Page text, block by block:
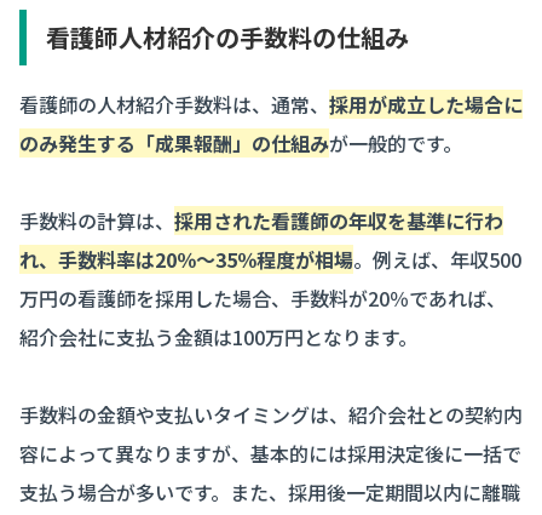
看護師人材紹介の手数料の仕組み
看護師の人材紹介手数料は、通常、 採用が成立した場合に
のみ発生する「成果報酬」の仕組みが一般的です。
手数料の計算は、 採用された看護師の年収を基準に行わ
れ、手数料率は20％〜35％程度が相場。例えば、年収500
万円の看護師を採用した場合、手数料が20％であれば、
紹介会社に支払う金額は100万円となります。
手数料の金額や支払いタイミングは、紹介会社との契約内
容によって異なりますが、基本的には採用決定後に一括で
支払う場合が多いです。また、採用後一定期間以内に離職